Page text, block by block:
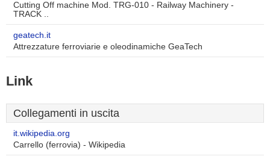
Cutting Off machine Mod. TRG-010 - Railway Machinery -
TRACK ..
geatech.it
Attrezzature ferroviarie e oleodinamiche GeaTech
Link
Collegamenti in uscita
it.wikipedia.org
Carrello (ferrovia) - Wikipedia